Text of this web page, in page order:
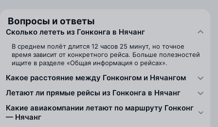
Вопросы и ответы
Сколько лететь из Гонконга в Нячанг
В среднем полёт длится 12 часов 25 минут, но точное
время зависит от конкретного рейса. Больше полезностей
ищите в разделе «Общая информация о рейсах».
Какое расстояние между Гонконгом и Нячангом
Летают ли прямые рейсы из Гонконга в Нячанг
Какие авиакомпании летают по маршруту Гонконг
— Нячанг